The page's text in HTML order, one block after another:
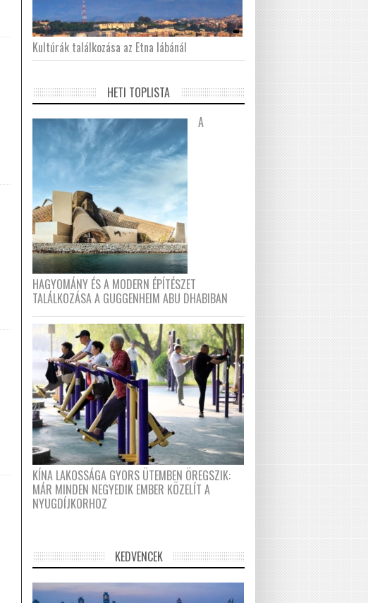
Kultúrák találkozása az Etna lábánál
HETI TOPLISTA
A
HAGYOMÁNY ÉS A MODERN ÉPÍTÉSZET
TALÁLKOZÁSA A GUGGENHEIM ABU DHABIBAN
KÍNA LAKOSSÁGA GYORS ÜTEMBEN ÖREGSZIK:
MÁR MINDEN NEGYEDIK EMBER KÖZELÍT A
NYUGDÍJKORHOZ
KEDVENCEK